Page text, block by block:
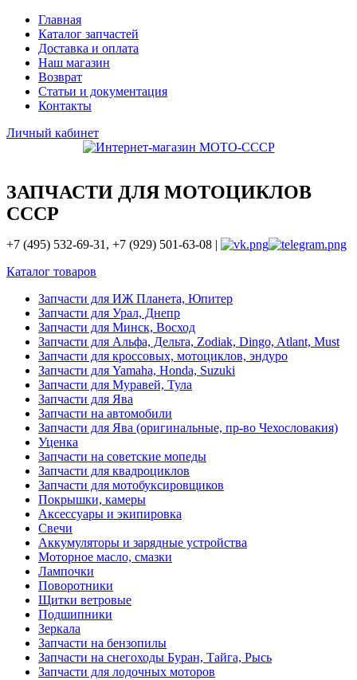
Главная
Каталог запчастей
Доставка и оплата
Наш магазин
Возврат
Статьи и документация
Контакты
Личный кабинет
ЗАПЧАСТИ ДЛЯ МОТОЦИКЛОВ
СССР
+7 (495) 532-69-31, +7 (929) 501-63-08 |
Каталог товаров
Запчасти для ИЖ Планета, Юпитер
Запчасти для Урал, Днепр
Запчасти для Минск, Восход
Запчасти для Альфа, Дельта, Zodiak, Dingo, Atlant, Must
Запчасти для кроссовых, мотоциклов, эндуро
Запчасти для Yamaha, Honda, Suzuki
Запчасти для Муравей, Тула
Запчасти для Ява
Запчасти на автомобили
Запчасти для Ява (оригинальные, пр-во Чехословакия)
Уценка
Запчасти на советские мопеды
Запчасти для квадроциклов
Запчасти для мотобуксировщиков
Покрышки, камеры
Аксессуары и экипировка
Свечи
Аккумуляторы и зарядные устройства
Моторное масло, смазки
Лампочки
Поворотники
Щитки ветровые
Подшипники
Зеркала
Запчасти на бензопилы
Запчасти на снегоходы Буран, Тайга, Рысь
Запчасти для лодочных моторов